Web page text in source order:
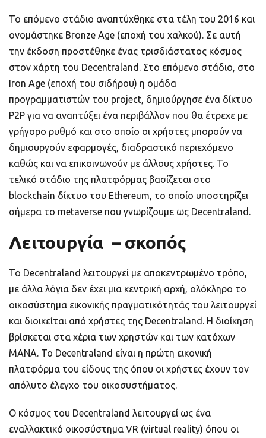
Το επόμενο στάδιο αναπτύχθηκε στα τέλη του 2016 και
ονομάστηκε Bronze Age (εποχή του χαλκού). Σε αυτή
την έκδοση προστέθηκε ένας τρισδιάστατος κόσμος
στον χάρτη του Decentraland. Στο επόμενο στάδιο, στο
Iron Age (εποχή του σιδήρου) η ομάδα
προγραμματιστών του project, δημιούργησε ένα δίκτυο
P2P για να αναπτύξει ένα περιβάλλον που θα έτρεχε με
γρήγορο ρυθμό και στο οποίο οι χρήστες μπορούν να
δημιουργούν εφαρμογές, διαδραστικό περιεχόμενο
καθώς και να επικοινωνούν με άλλους χρήστες. Το
τελικό στάδιο της πλατφόρμας βασίζεται στο
blockchain δίκτυο του Ethereum, το οποίο υποστηρίζει
σήμερα το metaverse που γνωρίζουμε ως Decentraland.
Λειτουργία – σκοπός
Το Decentraland λειτουργεί με αποκεντρωμένο τρόπο,
με άλλα λόγια δεν έχει μια κεντρική αρχή, ολόκληρο το
οικοσύστημα εικονικής πραγματικότητάς του λειτουργεί
και διοικείται από χρήστες της Decentraland. Η διοίκηση
βρίσκεται στα χέρια των χρηστών και των κατόχων
MANA. Το Decentraland είναι η πρώτη εικονική
πλατφόρμα του είδους της όπου οι χρήστες έχουν τον
απόλυτο έλεγχο του οικοσυστήματος.
Ο κόσμος του Decentraland λειτουργεί ως ένα
εναλλακτικό οικοσύστημα VR (virtual reality) όπου οι